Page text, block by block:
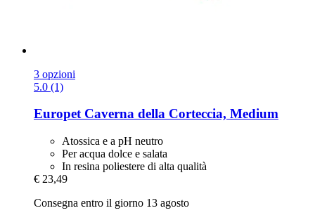
3 opzioni
5.0 (1)
EuropetCaverna della Corteccia, Medium
Atossica e a pH neutro
Per acqua dolce e salata
In resina poliestere di alta qualità
€ 23,49
Consegna entro il giorno 13 agosto